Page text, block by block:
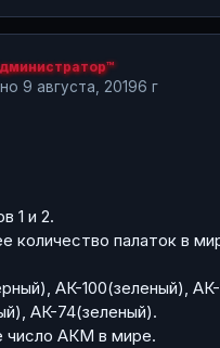
9 августа, 20196 г
1 и 2.
количество палаток в
АК-100(зеленый),
АК-74(зеленый).
число АКМ в мире.